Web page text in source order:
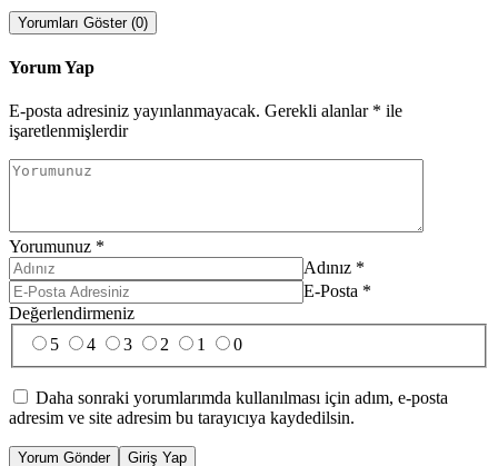
Yorumları Göster (0)
Yorum Yap
E-posta adresiniz yayınlanmayacak. Gerekli alanlar * ile
işaretlenmişlerdir
Yorumunuz *
Adınız *
E-Posta *
Değerlendirmeniz
5
4 3 2 1 0
Daha sonraki yorumlarımda kullanılması için adım, e-posta
adresim ve site adresim bu tarayıcıya kaydedilsin.
Yorum Gönder Giriş Yap